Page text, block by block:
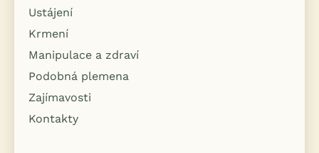
Ustájení
Krmení
Manipulace a zdraví
Podobná plemena
Zajímavosti
Kontakty